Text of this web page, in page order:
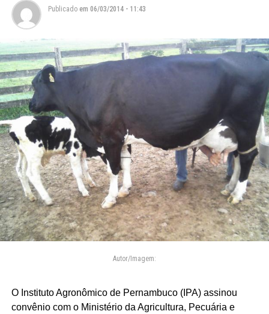
Publicado em 06/03/2014 - 11:43
Autor/Imagem:
O Instituto Agronômico de Pernambuco (IPA) assinou
convênio com o Ministério da Agricultura, Pecuária e